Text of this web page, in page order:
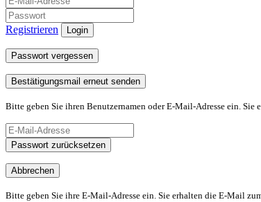
Registrieren Login
Passwort vergessen
Bestätigungsmail erneut senden
Bitte geben Sie ihren Benutzernamen oder E-Mail-Adresse ein. Sie
Passwort zurücksetzen
Abbrechen
Bitte geben Sie ihre E-Mail-Adresse ein. Sie erhalten die E-Mail